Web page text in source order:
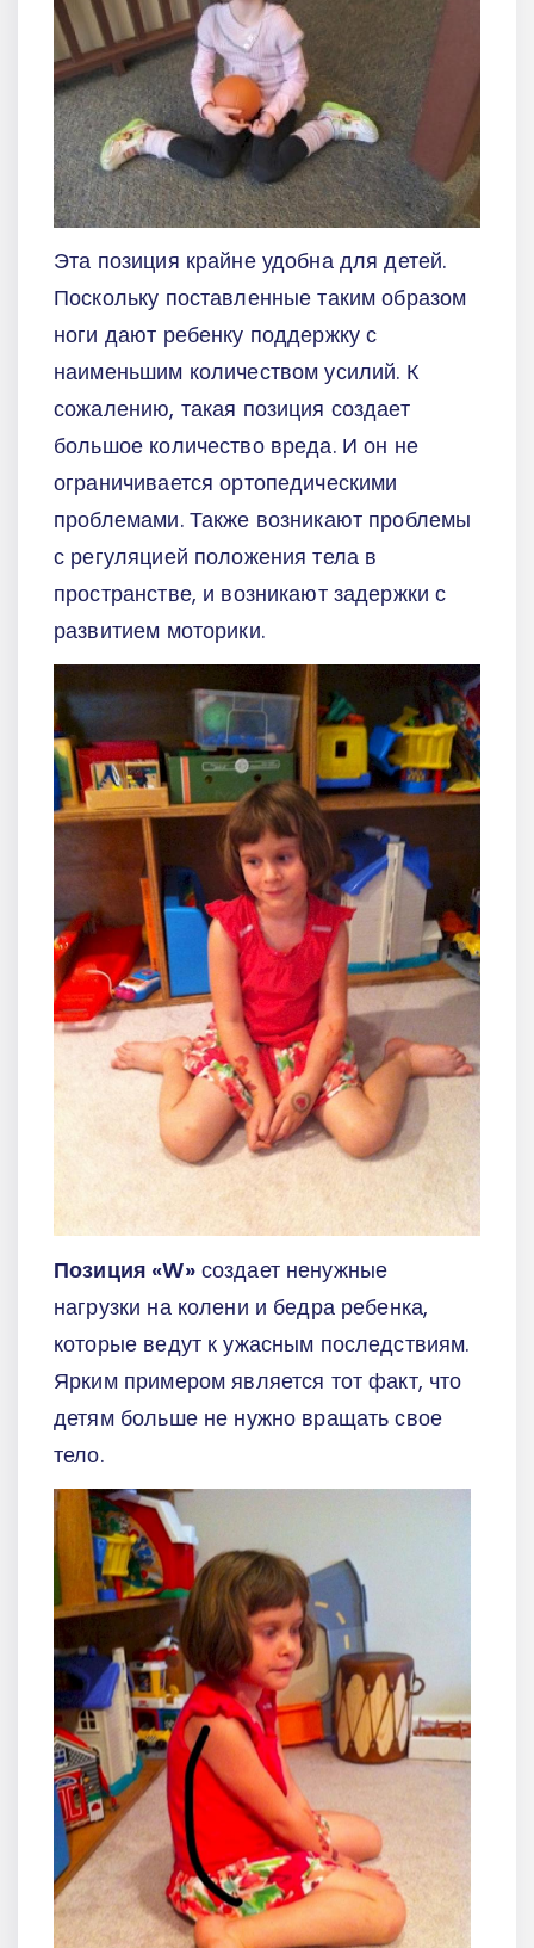
Эта позиция крайне удобна для детей.
Поскольку поставленные таким образом
ноги дают ребенку поддержку с
наименьшим количеством усилий. К
сожалению, такая позиция создает
большое количество вреда. И он не
ограничивается ортопедическими
проблемами. Также возникают проблемы
с регуляцией положения тела в
пространстве, и возникают задержки с
развитием моторики.
Позиция «W»создает ненужные
нагрузки на колени и бедра ребенка,
которые ведут к ужасным последствиям.
Ярким примером является тот факт, что
детям больше не нужно вращать свое
тело.